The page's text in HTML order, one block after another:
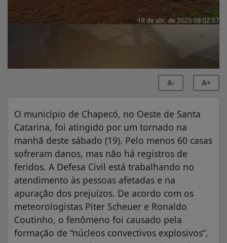
A- A+
O município de Chapecó, no Oeste de Santa
Catarina, foi atingido por um tornado na
manhã deste sábado (19). Pelo menos 60 casas
sofreram danos, mas não há registros de
feridos. A Defesa Civil está trabalhando no
atendimento às pessoas afetadas e na
apuração dos prejuízos. De acordo com os
meteorologistas Piter Scheuer e Ronaldo
Coutinho, o fenômeno foi causado pela
formação de “núcleos convectivos explosivos”,